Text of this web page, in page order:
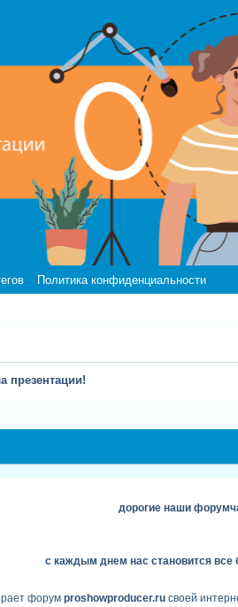
Политика конфиденциальности
презентации!
дорогие наши
с каждым днем нас становится
форум proshowproducer.ruсвоей